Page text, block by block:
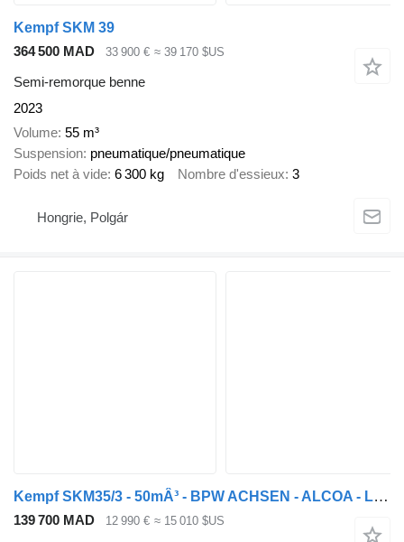
Kempf SKM 39
364 500 MAD
33 900 € ≈ 39 170 $US
Semi-remorque benne
2023
Volume 55 m³
Suspension pneumatique/pneumatique
Poids net à vide 6 300 kg Nombre d'essieux 3
Hongrie, Polgár
Kempf SKM35/3 - 50mÂ³ - BPW ACHSEN - ALCOA - LIFTACHSE
139 700 MAD 12 990 € ≈ 15 010 $US